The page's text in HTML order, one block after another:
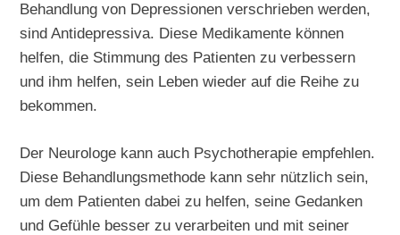
Behandlung von Depressionen verschrieben werden,
sind Antidepressiva. Diese Medikamente können
helfen, die Stimmung des Patienten zu verbessern
und ihm helfen, sein Leben wieder auf die Reihe zu
bekommen.
Der Neurologe kann auch Psychotherapie empfehlen.
Diese Behandlungsmethode kann sehr nützlich sein,
um dem Patienten dabei zu helfen, seine Gedanken
und Gefühle besser zu verarbeiten und mit seiner